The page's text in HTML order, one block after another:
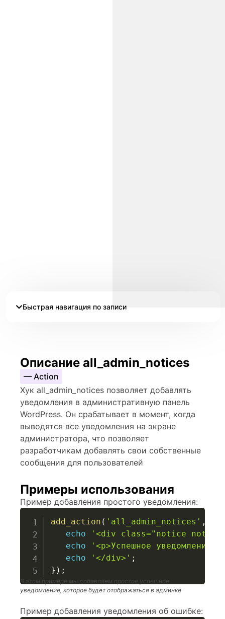
Быстрая навигация по записи
Описание all_admin_notices
— Action
Хук all_admin_notices позволяет добавлять
уведомления в административную панель
WordPress. Он срабатывает в момент, когда
выводятся все уведомления на экране
администратора, что позволяет
разработчикам добавлять свои собственные
сообщения для пользователей
Примеры использования
Пример добавления простого уведомления:
add_action ( 'all_admin_notices' ,
echo
'<div class="notice
echo
'<p>Успешное
echo
'</div>' ;
} ) ;
В этом примере мы добавляем простое успешное
уведомление, которое будет отображаться в админке
Пример добавления уведомления об ошибке: